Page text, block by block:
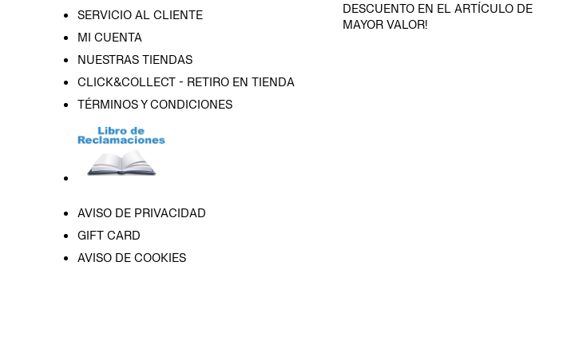
SERVICIO AL CLIENTE
MI CUENTA
NUESTRAS TIENDAS
CLICK&COLLECT - RETIRO EN TIENDA
TÉRMINOS Y CONDICIONES
AVISO DE PRIVACIDAD
GIFT CARD
AVISO DE COOKIES
DESCUENTO EN EL ARTÍCULO DE
MAYOR VALOR!